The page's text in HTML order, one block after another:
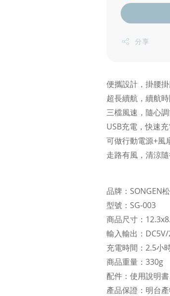
分享
便攜設計，掛腰
超長續航，續航
三檔風速，隨心
USB充電，快速
可做行動電源+風
走路有風，清涼
品牌：SONGEN
型號：SG-003
商品尺寸：
輸入輸出：
充電時間：2.5小
商品重量：330g
配件：使用說明
產品保證：明台